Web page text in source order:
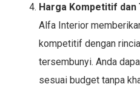
Harga Kompetitif dan
Alfa Interior
kompetitif dengan
tersembunyi. Anda
sesuai budget tanpa